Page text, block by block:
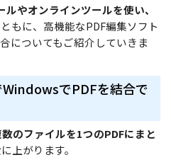
やオンラインツールを使い、
もに、高機能なPDF編集ソフト
についてもご紹介していきま
でPDFを結合で
のファイルを1つのPDFにまと
上がります。